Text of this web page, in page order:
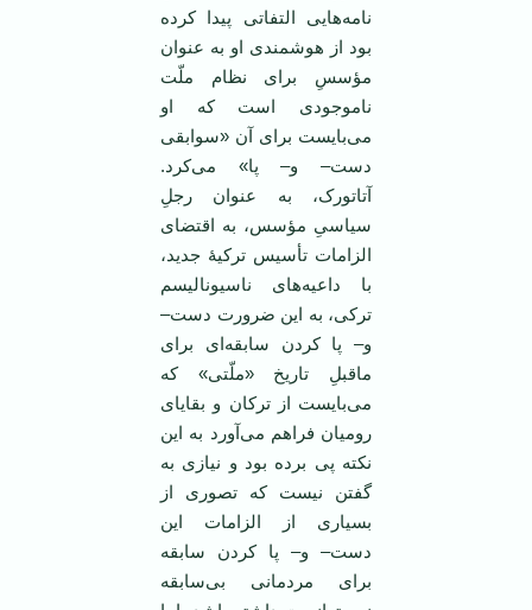
نامه‌هایی التفاتی پیدا کرده
بود از هوشمندی او به عنوان
مؤسسِ برای نظام ملّت
ناموجودی است که او
می‌بایست برای آن «سوابقی
دست– و– پا» می‌کرد.
آتاتورک، به عنوان رجلِ
سیاسیِ مؤسس، به اقتضای
الزامات تأسیس ترکیۀ جدید،
با داعیه‌های ناسیونالیسم
ترکی، به این ضرورت دست–
و– پا کردن سابقه‌ای برای
ماقبلِ تاریخ «ملّتی» که
می‌بایست از ترکان و بقایای
رومیان فراهم می‌آورد به این
نکته پی برده بود و نیازی به
گفتن نیست که تصوری از
بسیاری از الزامات این
دست– و– پا کردن سابقه
برای مردمانی بی‌سابقه